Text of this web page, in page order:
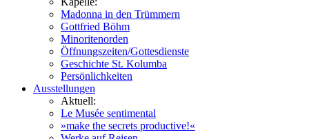
Madonna in den Trümmern
Gottfried Böhm
Minoritenorden
Öffnungszeiten/Gottesdienste
Geschichte St. Kolumba
Persönlichkeiten
Ausstellungen
Aktuell:
Le Musée sentimental
»make the secrets productive!«